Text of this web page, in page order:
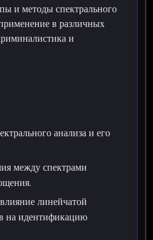
и методы спектрального
в различных
и
анализа и его
между спектрами
линейчатой
на идентификацию